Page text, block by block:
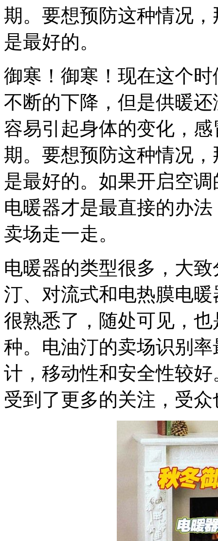
期。要想预防这种情况
是最好的。
御寒！御寒！现在这个
不断的下降，但是供暖
容易引起身体的变化，
期。要想预防这种情况
是最好的。如果开启空
电暖器才是最直接的办
卖场走一走。
电暖器的类型很多，大
汀、对流式和电热膜电
很熟悉了，随处可见，
种。电油汀的卖场识别
计，移动性和安全性较
受到了更多的关注，受